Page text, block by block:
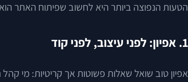
הטעות הנפוצה ביותר היא לחשוב שפיתוח האתר
1. אפיון: לפני עיצוב, לפני קוד
אפיון טוב שואל שאלות פשוטות אך קריטיות: מי